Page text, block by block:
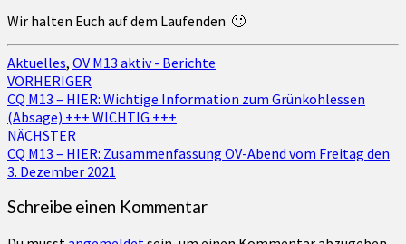
Wir halten Euch auf dem Laufenden 🙂
Aktuelles, OV M13 aktiv - Berichte
Beitragsnavigation
VORHERIGER
CQ M13 – HIER: Wichtige Information zum Grünkohlessen
(Absage) +++ WICHTIG +++
NÄCHSTER
CQ M13 – HIER: Zusammenfassung OV-Abend vom Freitag den
3. Dezember 2021
Schreibe einen Kommentar